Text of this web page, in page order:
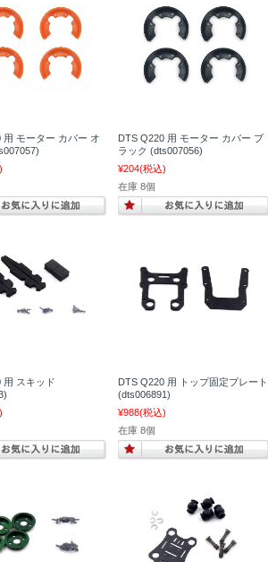
用 モーター カバー オ
DTS Q220 用 モーター カバー ブ
ラック (dts007056)
¥204(税込)
在庫 8個
用 スキッド
DTS Q220 用 トップ固定プレート
(dts006891)
¥988(税込)
在庫 8個